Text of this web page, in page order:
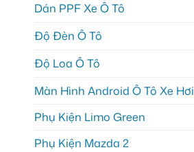
Dán PPF Xe Ô Tô
Độ Đèn Ô Tô
Độ Loa Ô Tô
Màn Hình Android Ô Tô Xe Hơi
Phụ Kiện Limo Green
Phụ Kiện Mazda 2